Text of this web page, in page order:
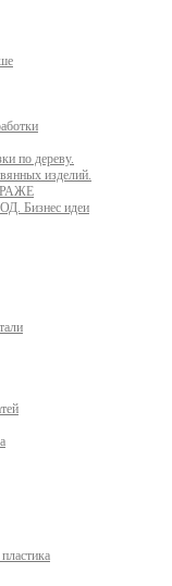
по дереву.
изделий.
Бизнес идеи